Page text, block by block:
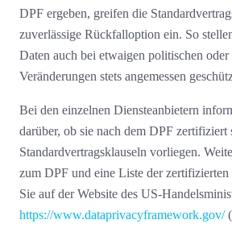
DPF ergeben, greifen die
zuverlässige Rückfalloption ein. So
Daten auch bei etwaigen politischen oder
Veränderungen stets angemessen
Bei den einzelnen Diensteanbietern
darüber, ob sie nach dem DPF zertifiziert
Standardvertragsklauseln vorliegen.
zum DPF und eine Liste der
Sie auf der Website des US-
https://www.dataprivacyframework.gov/